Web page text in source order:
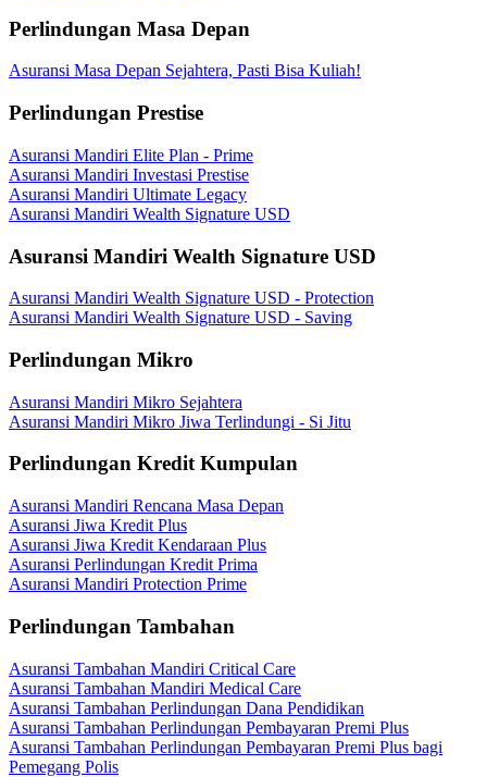
Perlindungan Masa Depan
Asuransi Masa Depan Sejahtera, Pasti Bisa Kuliah!
Perlindungan Prestise
Asuransi Mandiri Elite Plan - Prime
Asuransi Mandiri Investasi Prestise
Asuransi Mandiri Ultimate Legacy
Asuransi Mandiri Wealth Signature USD
Asuransi Mandiri Wealth Signature USD
Asuransi Mandiri Wealth Signature USD - Protection
Asuransi Mandiri Wealth Signature USD - Saving
Perlindungan Mikro
Asuransi Mandiri Mikro Sejahtera
Asuransi Mandiri Mikro Jiwa Terlindungi - Si Jitu
Perlindungan Kredit Kumpulan
Asuransi Mandiri Rencana Masa Depan
Asuransi Jiwa Kredit Plus
Asuransi Jiwa Kredit Kendaraan Plus
Asuransi Perlindungan Kredit Prima
Asuransi Mandiri Protection Prime
Perlindungan Tambahan
Asuransi Tambahan Mandiri Critical Care
Asuransi Tambahan Mandiri Medical Care
Asuransi Tambahan Perlindungan Dana Pendidikan
Asuransi Tambahan Perlindungan Pembayaran Premi Plus
Asuransi Tambahan Perlindungan Pembayaran Premi Plus bagi
Pemegang Polis